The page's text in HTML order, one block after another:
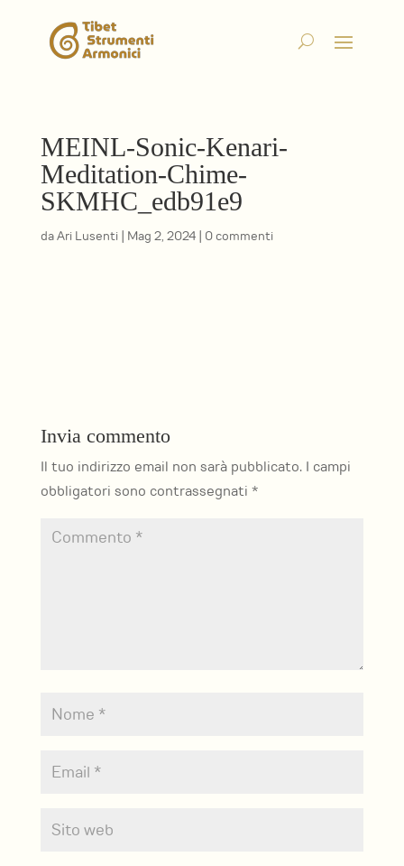
MEINL-Sonic-Kenari-
Meditation-Chime-
SKMHC_edb91e9
daAri Lusenti | Mag 2, 2024| 0 commenti
Invia commento
Il tuo indirizzo email non sarà pubblicato. I campi
obbligatori sono contrassegnati *